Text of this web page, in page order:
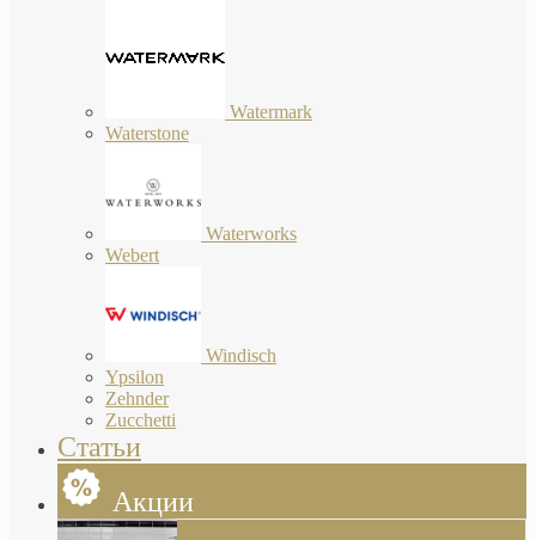
Watermark
Waterstone
Waterworks
Webert
Windisch
Ypsilon
Zehnder
Zucchetti
Статьи
Акции